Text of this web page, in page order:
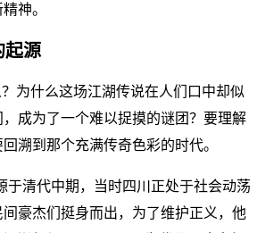
神。
起源
？为什么这场江湖传说在人们口中却似
成为了一个难以捉摸的谜团？要理解
溯到那个充满传奇色彩的时代。
于清代中期，当时四川正处于社会动荡
豪杰们挺身而出，为了维护正义，他